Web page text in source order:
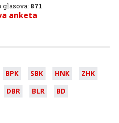
glasova: 871
anketa
BPK SBK HNK
ZHK
DBR BLR BD